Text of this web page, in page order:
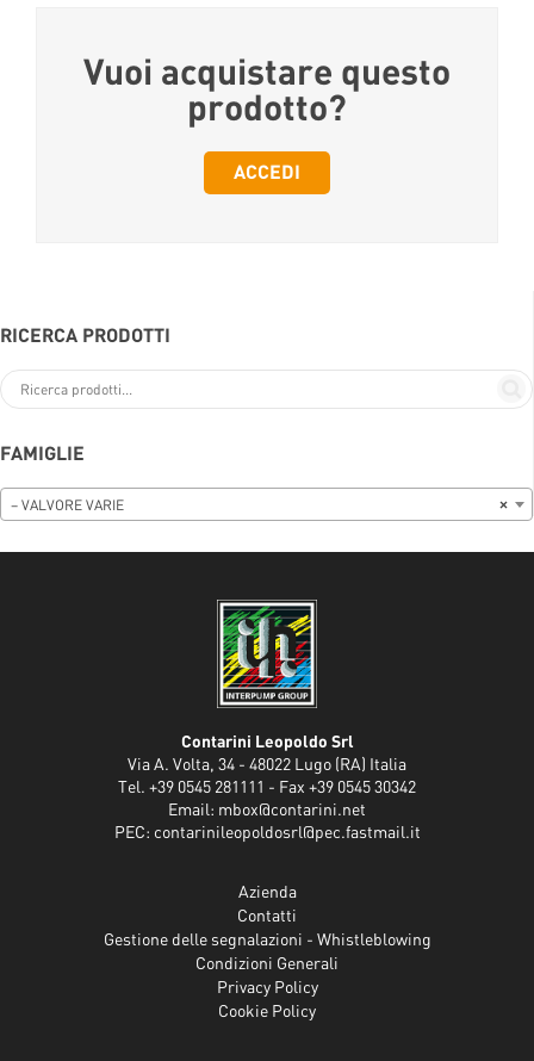
Vuoi acquistare questo
prodotto?
ACCEDI
RICERCA PRODOTTI
FAMIGLIE
×
– VALVORE VARIE
Contarini Leopoldo Srl
Via A. Volta, 34 - 48022 Lugo (RA) Italia
Tel. +39 0545 281111 - Fax +39 0545 30342
Email: mbox@contarini.net
PEC: contarinileopoldosrl@pec.fastmail.it
Azienda
Contatti
Gestione delle segnalazioni - Whistleblowing
Condizioni Generali
Privacy Policy
Cookie Policy